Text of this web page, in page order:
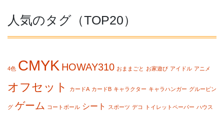
人気のタグ（TOP20）
4色 CMYK HOWAY310 おままごと お家遊び アイドル アニメ
オフセット カードA カードB キャラクター キャラハンガー グルーピン
グ ゲーム コートボール シート スポーツ デコ トイレットペーパー ハウス